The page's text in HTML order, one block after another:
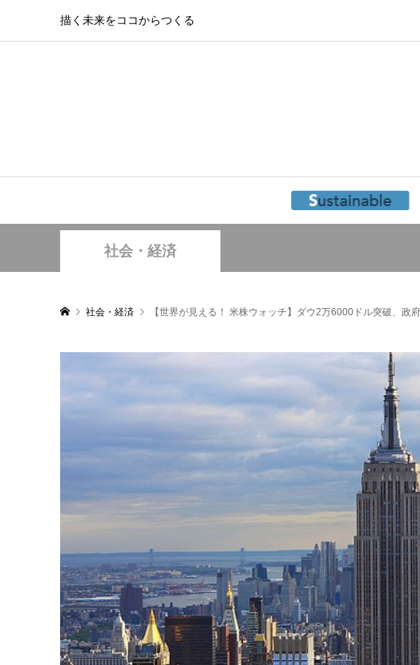
描く未来をココからつくる
社会・経済
社会・経済 【世界が見える！ 米株ウォッチ】ダウ2万6000ドル突破、政